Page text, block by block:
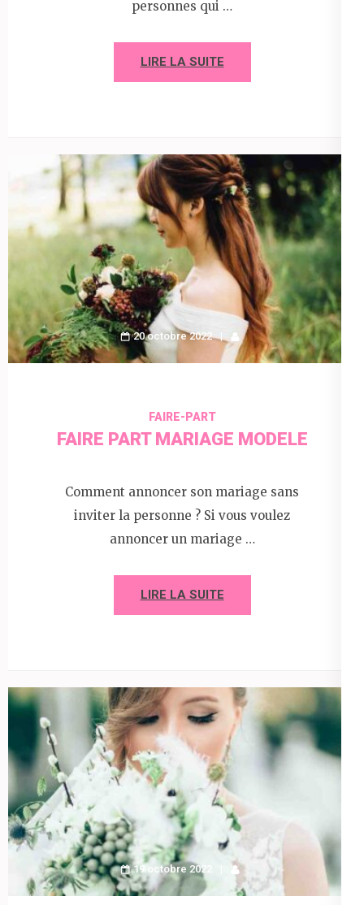
personnes qui …
LIRE LA SUITE
20 octobre 2022
FAIRE-PART
FAIRE PART MARIAGE MODELE
Comment annoncer son mariage sans
inviter la personne ? Si vous voulez
annoncer un mariage …
LIRE LA SUITE
19 octobre 2022